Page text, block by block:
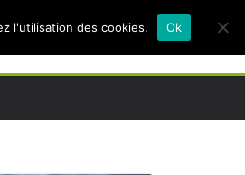
l'utilisation des cookies. Ok